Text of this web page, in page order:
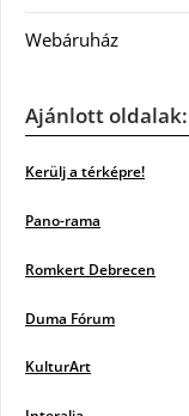
Webáruház
Ajánlott oldalak:
Kerülj a térképre!
Pano-rama
Romkert Debrecen
Duma Fórum
KulturArt